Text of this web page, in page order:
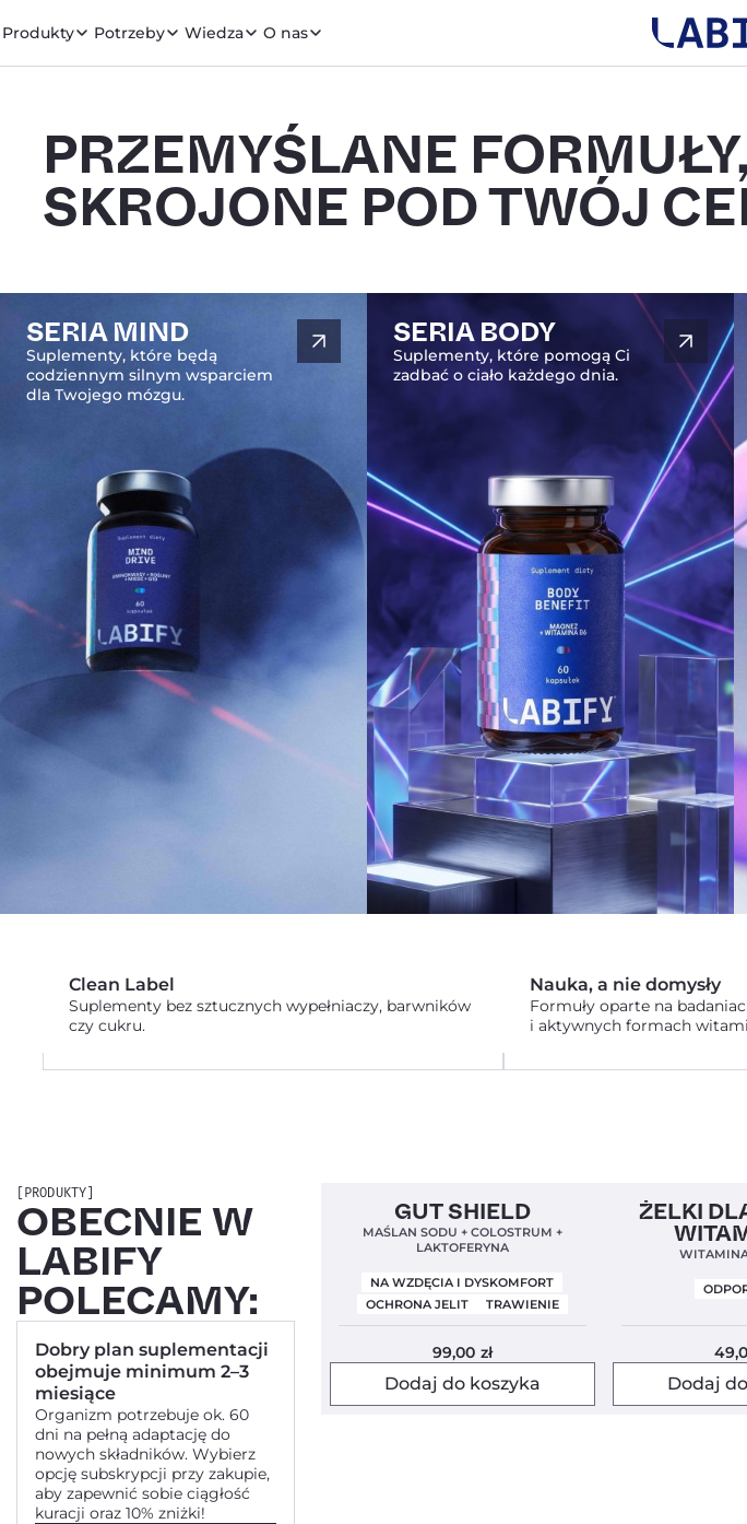
Produkty Potrzeby Wiedza O nas
PRZEMYŚLANE FORMUŁY,
SKROJONE POD TWÓJ
SERIA MIND
Suplementy, które będą
codziennym silnym wsparciem
dla Twojego mózgu.
SERIA BODY
Suplementy, które pomogą Ci
zadbać o ciało każdego dnia.
Clean Label
Suplementy bez sztucznych wypełniaczy, barwników
czy cukru.
Nauka, a nie domysły
Formuły oparte na
i aktywnych formach
[PRODUKTY]
OBECNIE W
LABIFY
POLECAMY:
Dobry plan suplementacji
obejmuje minimum 2–3
miesiące
Organizm potrzebuje ok. 60
dni na pełną adaptację do
nowych składników. Wybierz
opcję subskrypcji przy zakupie,
aby zapewnić sobie ciągłość
kuracji oraz 10% zniżki!
Bestseller!
Clean Label
Nowa FormułaGUT SHIELD
MAŚLAN SODU + COLOSTRUM +
LAKTOFERYNA
NA WZDĘCIA I DYSKOMFORT
OCHRONA JELIT
TRAWIENIE
99,00 zł
Dodaj do koszyka
Clean Label
ŻELKI
Dodaj